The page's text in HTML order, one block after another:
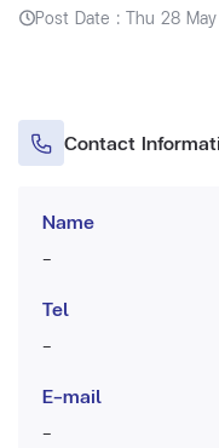
Post Date : Thu 28
Contact
Name
-
Tel
-
E-mail
-